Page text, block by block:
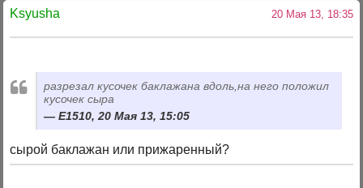
Ksyusha 20 Мая 13, 18:35
разрезал кусочек баклажана вдоль,на него положил
кусочек сыра
E1510, 20 Мая 13, 15:05
сырой баклажан или прижаренный?